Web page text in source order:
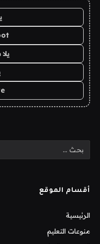
أقسام الموقع
الرئيسية
منوعات التعليم